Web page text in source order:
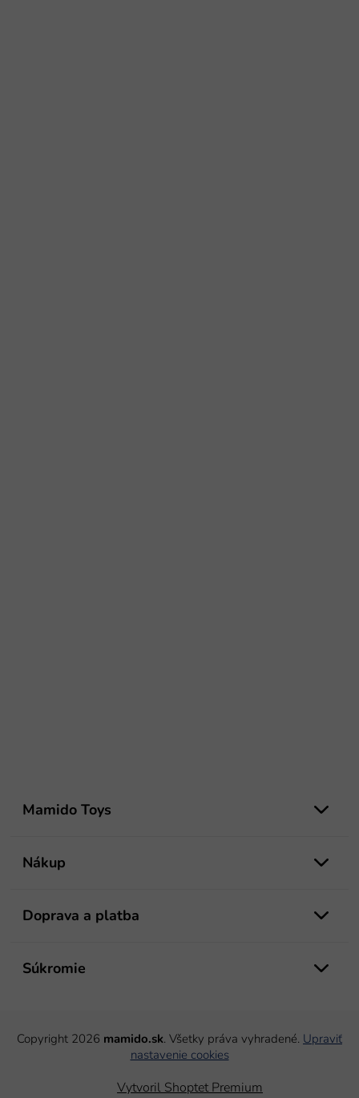
Mamido Toys
Nákup
Doprava a platba
Súkromie
Vytvoril Shoptet Premium
Copyright 2026 mamido.sk. Všetky práva vyhradené. Upraviť
nastavenie cookies